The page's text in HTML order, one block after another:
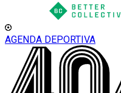
AGENDA DEPORTIVA